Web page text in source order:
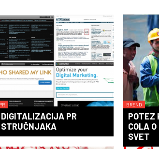
PR
DIGITALIZACIJA PR
STRUČNJAKA
BREND
POTEZ
COLA
SVET